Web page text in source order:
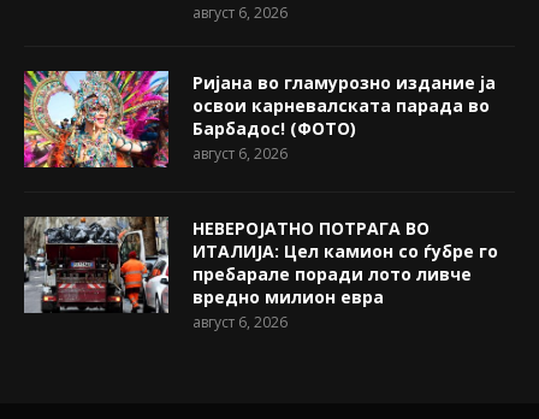
август 6, 2026
Ријана во гламурозно издание ја
освои карневалската парада во
Барбадос! (ФОТО)
август 6, 2026
НЕВЕРОЈАТНО ПОТРАГА ВО
ИТАЛИЈА: Цел камион со ѓубре го
пребарале поради лото ливче
вредно милион евра
август 6, 2026